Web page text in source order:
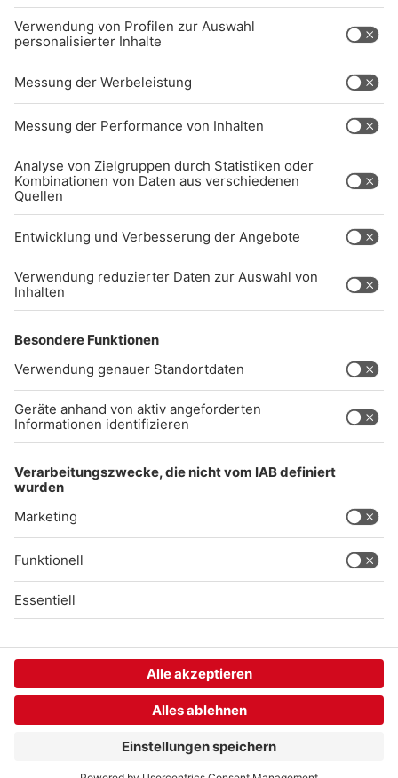
BARRIEREFREIHEIT: WIR ARBEITEN DERZEIT
AKTIV DARAN, UNSERE WEBSITE
BARRIEREFREI ZU GESTALTEN - GEMÄSS D
EN ANFORDERUNGEN DES B
ARRIEREFREIHEITSSTÄRKUNGSGESETZES. W
ENN SIE AUF BARRIEREN STOSSEN ODER UN
NTAKTIEREN SIE UNS GERNE.
Studio-Hotline
(089) 38 38 38 38
info@radiogong.de
Impressum
Audiothek
Unexpected Application Error!
crypto.randomUUID is not a function
TypeError: crypto.randomUUID is not a function
at https://chat-embed.branchly.io/assets/
at https://chat-embed.branchly.io/assets/
at dL (https://chat-embed.branchly.io/assets/
at https://chat-embed.branchly.io/assets/
at https://chat-embed.branchly.io/assets/
at https://chat-embed.branchly.io/assets/
at https://chat-embed.branchly.io/assets/
at SL (https://chat-embed.branchly.io/assets/
at kp (https://chat-embed.branchly.io/assets/